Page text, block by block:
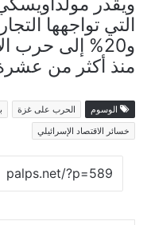
التي تواجهها
و20% إلى حرب
منذ أكثر من
الوسوم الحرب على غزة
خسائر الاقتصاد الإسرائيلي